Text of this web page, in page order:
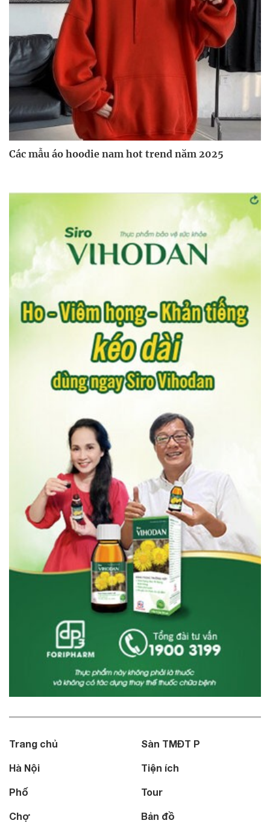
Các mẫu áo hoodie nam hot trend năm 2025
Trang chủ
Hà Nội
Phố
Chợ
Sàn TMĐT P
Tiện ích
Tour
Bản đồ